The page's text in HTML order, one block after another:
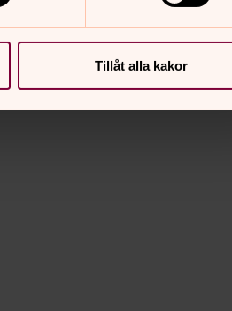
Tillåt alla kakor